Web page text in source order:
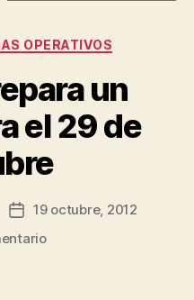
OPERATIVOS
un
el 29 de
Fecha
de
19 octubre, 2012
en